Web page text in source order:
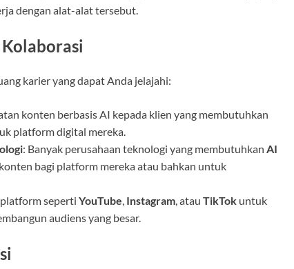
dengan alat-alat tersebut.
karier yang dapat Anda jelajahi:
konten berbasis AI kepada klien yang membutuhkan
platform digital mereka.
: Banyak perusahaan teknologi yang membutuhkan AI
bagi platform mereka atau bahkan untuk
seperti YouTube Instagram , atau TikTok untuk
audiens yang besar.